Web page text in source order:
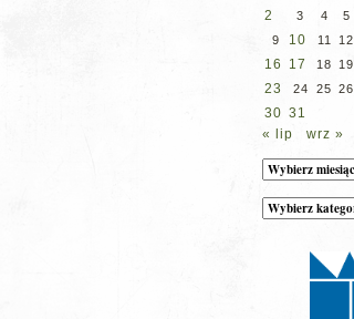
2 3 4 5
9
10 11 12
16 17 18 19
23 24 25 26
30 31
« lip
wrz »
Archiwum
Kategorie
wpisów